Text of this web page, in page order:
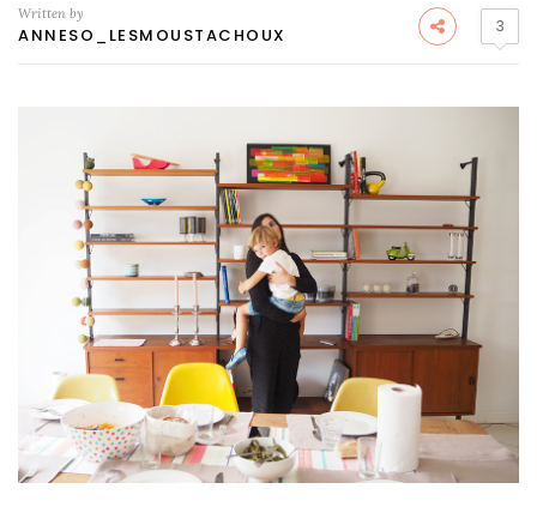
Written by
ANNESO_LESMOUSTACHOUX 3